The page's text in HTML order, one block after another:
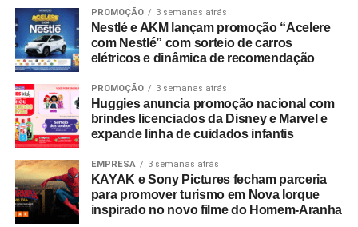
mundo físico ou digital. Durante esta década, nunca
deixamos de nos reinventar e entendemos que
experiência de marca é um motor de crescimento direto.
É essa evolução que traduzimos hoje como Business
Experience”, destaca Paulo Farnese, CEO da EAÍ?!.
“Completar dez anos é celebrar esta história com o
mesmo entusiasmo do primeiro dia, reafirmando nosso
compromisso em construir narrativas vivas que geram
valor para o ecossistema dos nossos clientes”.
Com um portfólio que carrega o histórico de projetos para
gigantes do mercado como Whirlpool, Heineken, Banco
PROMOÇÃO 3 semanas atrás
Nestlé e AKM lançam promoção “Acelere
com Nestlé” com sorteio de carros
elétricos e dinâmica de recomendação
PROMOÇÃO 3 semanas atrás
Huggies anuncia promoção nacional com
brindes licenciados da Disney e Marvel e
expande linha de cuidados infantis
EMPRESA 3 semanas atrás
KAYAK e Sony Pictures fecham parceria
para promover turismo em Nova Iorque
inspirado no novo filme do Homem-Aranha